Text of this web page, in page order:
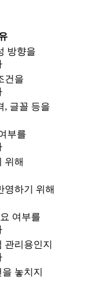
방향을
건을
, 글꼴 등을
부를
위해
영하기 위해
여부를
관리용인지
놓치지